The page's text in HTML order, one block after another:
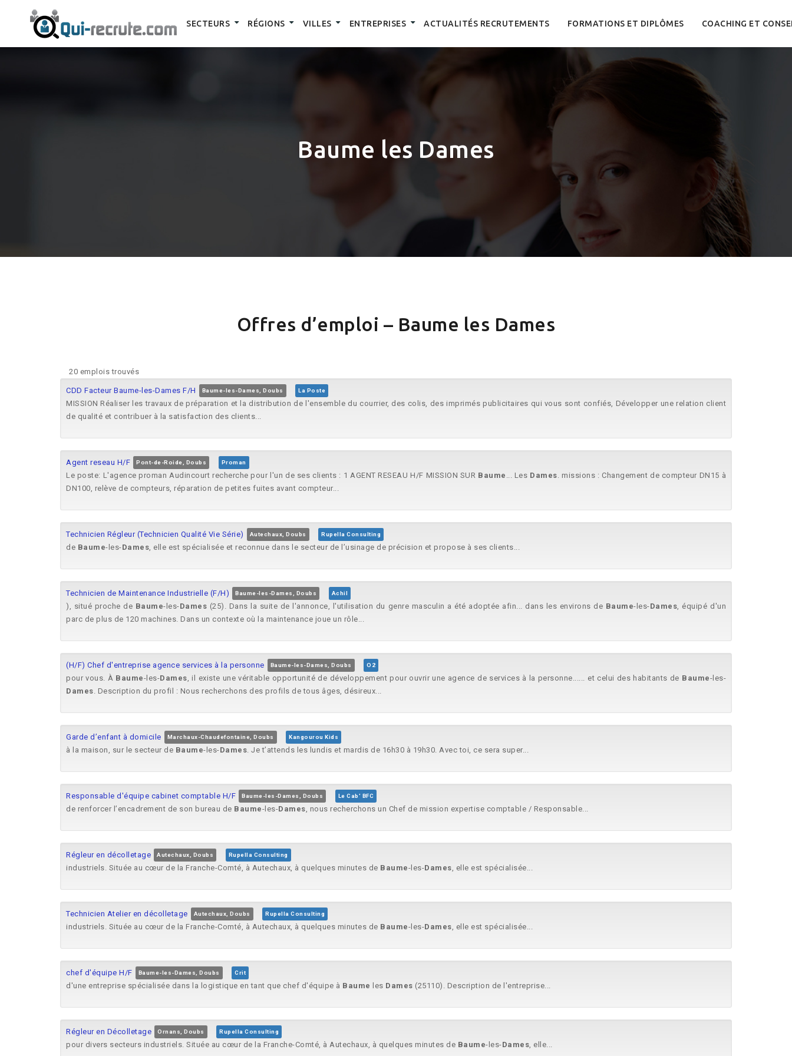
SECTEURS RÉGIONS VILLES ENTREPRISES ACTUALITÉS RECRUTEMENTS FORMATIONS ET DIPLÔMES COACHING ET
Baume les Dames
Offres d’emploi – Baume les Dames
20 emplois trouvés
CDD Facteur Baume-les-Dames F/H Baume-les-Dames, Doubs La Poste
MISSION Réaliser les travaux de préparation et la distribution de l'ensemble du courrier, des colis, des imprimés publicitaires qui vous sont confiés, Développer une relation client
de qualité et contribuer à la satisfaction des clients...
Agent reseau H/F Pont-de-Roide, Doubs Proman
Le poste: L'agence proman Audincourt recherche pour l'un de ses clients : 1 AGENT RESEAU H/F MISSION SUR Baume ... Les Dames. missions : Changement de compteur DN15 à
DN100, relève de compteurs, réparation de petites fuites avant compteur...
Technicien Régleur (Technicien Qualité Vie Série) Autechaux, Doubs Rupella Consulting
de Baume-les-Dames, elle est spécialisée et reconnue dans le secteur de l’usinage de précision et propose à ses clients...
Technicien de Maintenance Industrielle (F/H) Baume-les-Dames, Doubs Achil
), situé proche de Baume-les-Dames (25). Dans la suite de l'annonce, l'utilisation du genre masculin a été adoptée afin... dans les environs de Baume-les-Dames, équipé d'un
parc de plus de 120 machines. Dans un contexte où la maintenance joue un rôle...
(H/F) Chef d'entreprise agence services à la personne Baume-les-Dames, Doubs O2
pour vous. À Baume-les-Dames, il existe une véritable opportunité de développement pour ouvrir une agence de services à la personne...... et celui des habitants de Baume-les-
Dames. Description du profil : Nous recherchons des profils de tous âges, désireux...
Garde d’enfant à domicile Marchaux-Chaudefontaine, Doubs Kangourou Kids
à la maison, sur le secteur de Baume-les-Dames. Je t’attends les lundis et mardis de 16h30 à 19h30. Avec toi, ce sera super...
Responsable d'équipe cabinet comptable H/F Baume-les-Dames, Doubs Le Cab' BFC
de renforcer l’encadrement de son bureau de Baume-les-Dames, nous recherchons un Chef de mission expertise comptable / Responsable...
Régleur en décolletage Autechaux, Doubs Rupella Consulting
industriels. Située au cœur de la Franche-Comté, à Autechaux, à quelques minutes de Baume-les-Dames, elle est spécialisée...
Technicien Atelier en décolletage Autechaux, Doubs Rupella Consulting
industriels. Située au cœur de la Franche-Comté, à Autechaux, à quelques minutes de Baume-les-Dames, elle est spécialisée...
chef d'équipe H/F Baume-les-Dames, Doubs Crit
d'une entreprise spécialisée dans la logistique en tant que chef d'équipe à Baume les Dames (25110). Description de l'entreprise...
Régleur en Décolletage Ornans, Doubs Rupella Consulting
pour divers secteurs industriels. Située au cœur de la Franche-Comté, à Autechaux, à quelques minutes de Baume-les-Dames, elle...